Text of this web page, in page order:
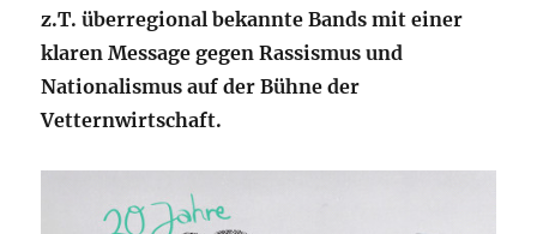
z.T. überregional bekannte Bands mit einer
klaren Message gegen Rassismus und
Nationalismus auf der Bühne der
Vetternwirtschaft.